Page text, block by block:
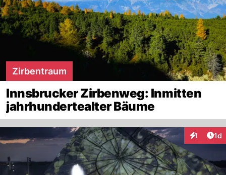
Zirbentraum
Innsbrucker Zirbenweg: Inmitten
jahrhundertealter Bäume
1 1d